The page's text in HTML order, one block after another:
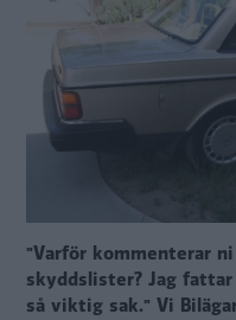
"Varför kommenterar
skyddslister? Jag
så viktig sak." Vi